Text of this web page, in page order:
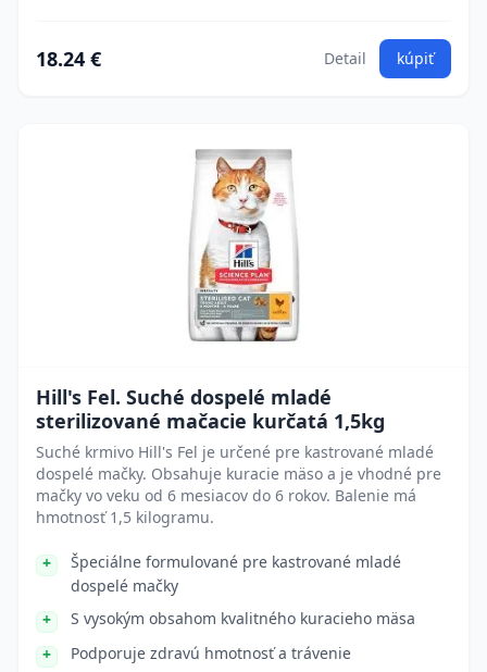
18.24 € Detail kúpiť
Hill's Fel. Suché dospelé mladé
sterilizované mačacie kurčatá 1,5kg
Suché krmivo Hill's Fel je určené pre kastrované mladé
dospelé mačky. Obsahuje kuracie mäso a je vhodné pre
mačky vo veku od 6 mesiacov do 6 rokov. Balenie má
hmotnosť 1,5 kilogramu.
Špeciálne formulované pre kastrované mladé
dospelé mačky
S vysokým obsahom kvalitného kuracieho mäsa
Podporuje zdravú hmotnosť a trávenie